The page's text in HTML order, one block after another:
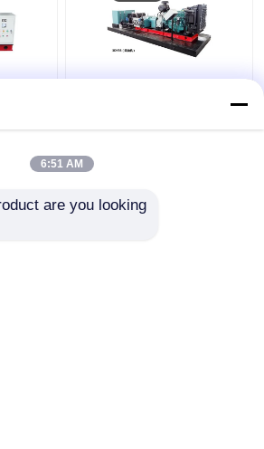
ইকুইপমেন্ট 15000psi
6:51 AM
are you looking